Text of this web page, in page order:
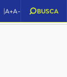
|A+A- BUSCA